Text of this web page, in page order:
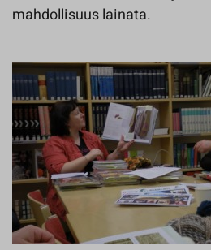
mahdollisuus lainata.